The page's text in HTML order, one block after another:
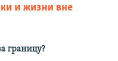
и жизни вне
границу?